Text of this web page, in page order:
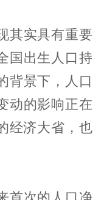
其实具有重要
国出生人口持
背景下，人口
动的影响正在
经济大省，也